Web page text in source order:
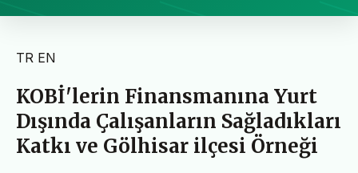
TR EN
KOBİ'lerin Finansmanına Yurt
Dışında Çalışanların Sağladıkları
Katkı ve Gölhisar ilçesi Örneği